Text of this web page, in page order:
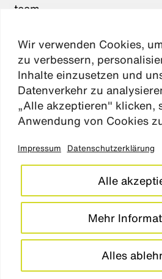
Wir verwenden Cookies,
zu verbessern,
Inhalte einzusetzen und
Datenverkehr zu
„Alle akzeptieren" klicken,
Anwendung von Cookies
Impressum Datenschutzerklärung
Mehr
Alles
Alle
team
aktuelles
kontakt
impressum
datenschutz
cookie einstellungen
barrierefreiheitserklärung